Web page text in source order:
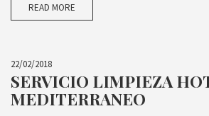
READ MORE
22/02/2018
SERVICIO LIMPIEZA
MEDITERRANEO